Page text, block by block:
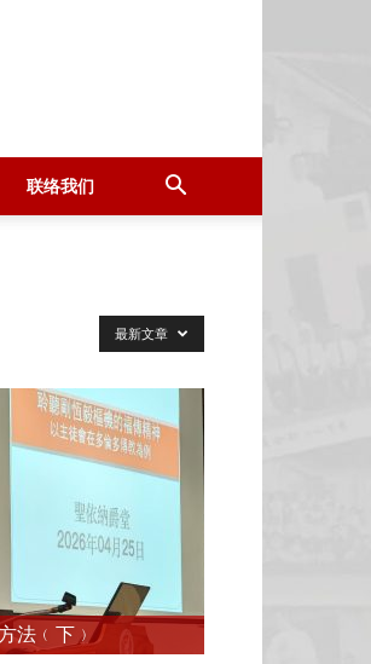
联络我们
最新文章
法﹙下﹚